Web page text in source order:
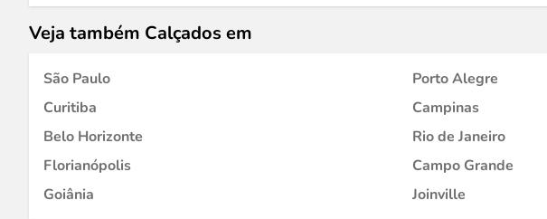
Veja também Calçados em
São Paulo
Porto Alegre
Curitiba
Campinas
Belo Horizonte
Rio de Janeiro
Florianópolis
Campo Grande
Goiânia
Joinville